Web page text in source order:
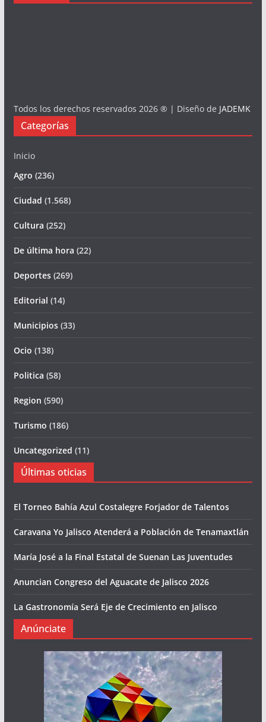
Todos los derechos reservados 2026 ® | Diseño de JADEMK
Categorías
Inicio
Agro (236)
Ciudad (1.568)
Cultura (252)
De última hora (22)
Deportes(269)
Editorial (14)
Municipios(33)
Ocio (138)
Politica (58)
Region (590)
Turismo (186)
Uncategorized (11)
Últimas oticias
El Torneo Bahía Azul Costalegre Forjador de Talentos
Caravana Yo Jalisco Atenderá a Población de Tenamaxtlán
María José a la Final Estatal de Suenan Las Juventudes
Anuncian Congreso del Aguacate de Jalisco 2026
La Gastronomía Será Eje de Crecimiento en Jalisco
Anúnciate